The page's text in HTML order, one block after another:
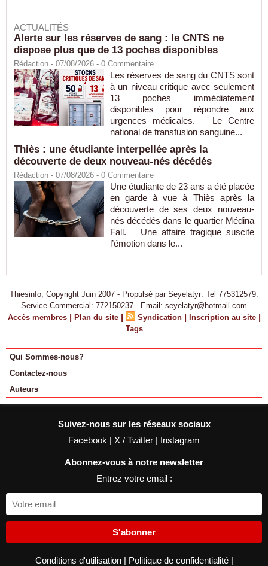
ACTUALITÉS
Alerte sur les réserves de sang : le CNTS ne
dispose plus que de 13 poches disponibles
Rédaction - 07/08/2026 - 0 Commentaire
Les réserves de sang du CNTS sont
à un niveau critique avec seulement
13 poches immédiatement
disponibles pour répondre aux
urgences médicales. Le Centre
national de transfusion sanguine...
Thiès : une étudiante interpellée après la
découverte de deux nouveau-nés décédés
Rédaction - 07/08/2026 - 0 Commentaire
Une étudiante de 23 ans a été placée
en garde à vue à Thiès après la
découverte de ses deux nouveau-
nés décédés dans le quartier Médina
Fall. Une affaire tragique suscite
l’émotion dans le...
Thiesinfo, Copyright Juin 2007 - Propulsé par Seyelatyr: Tel 775312579.
Service Commercial: 772150237 - Email: seyelatyr@hotmail.com
Accès membres | Plan du site | Syndication | Inscription au site |
Tags
Qui Sommes-nous?
Contactez-nous
Auteurs
Suivez-nous sur les réseaux sociaux
Facebook | X / Twitter | Instagram
Abonnez-vous à notre newsletter
Entrez votre email :
S'abonner
Conditions d'utilisation | Politique de confidentialité |